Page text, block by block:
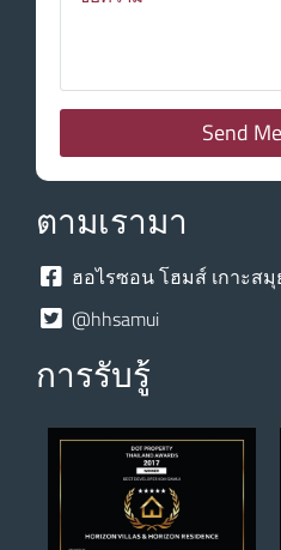
Send
ตามเรามา
ฮอไรซอน โฮมส์ เกาะสมุ
@hhsamui
การรับรู้